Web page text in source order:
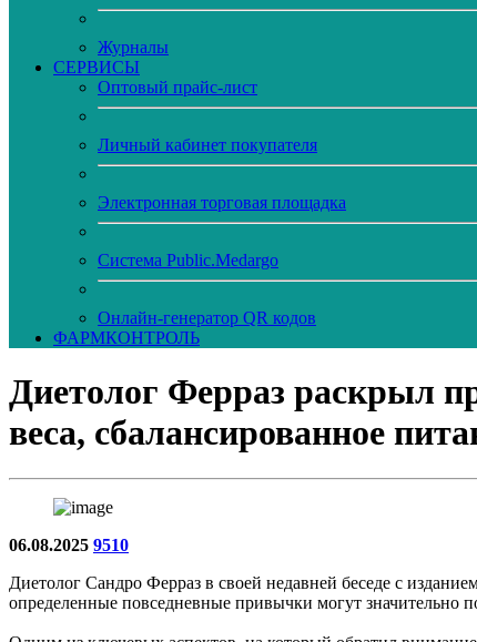
Журналы
CЕРВИСЫ
Оптовый прайс-лист
Личный кабинет покупателя
Электронная торговая площадка
Система Public.Medargo
Онлайн-генератор QR кодов
ФАРМКОНТРОЛЬ
Диетолог Ферраз раскрыл
веса, сбалансированное
06.08.2025 9510
Диетолог Сандро Ферраз в своей недавней беседе с
определенные повседневные привычки могут значительно